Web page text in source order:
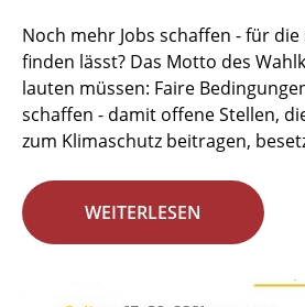
Noch mehr Jobs schaffen - für
finden lässt? Das Motto des
lauten müssen: Faire
schaffen - damit offene Stellen,
zum Klimaschutz beitragen,
WEITERLESEN